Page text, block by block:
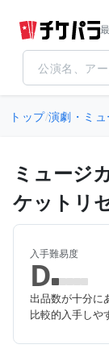
トップ/演劇・ミ
ミュージ
ケットリ
入手難易度
D
出品数が十分に
比較的入手しや